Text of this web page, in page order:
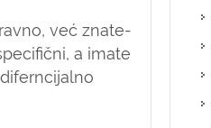
već znate-
a imate